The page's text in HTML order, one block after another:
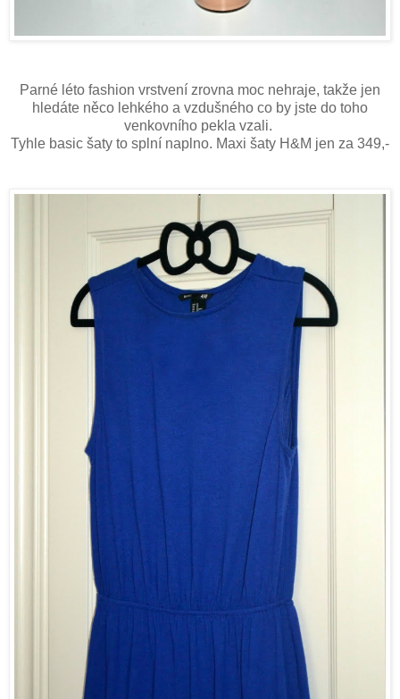
Parné léto fashion vrstvení zrovna moc nehraje, takže jen
hledáte něco lehkého a vzdušného co by jste do toho
venkovního pekla vzali.
Tyhle basic šaty to splní naplno. Maxi šaty H&M jen za 349,-